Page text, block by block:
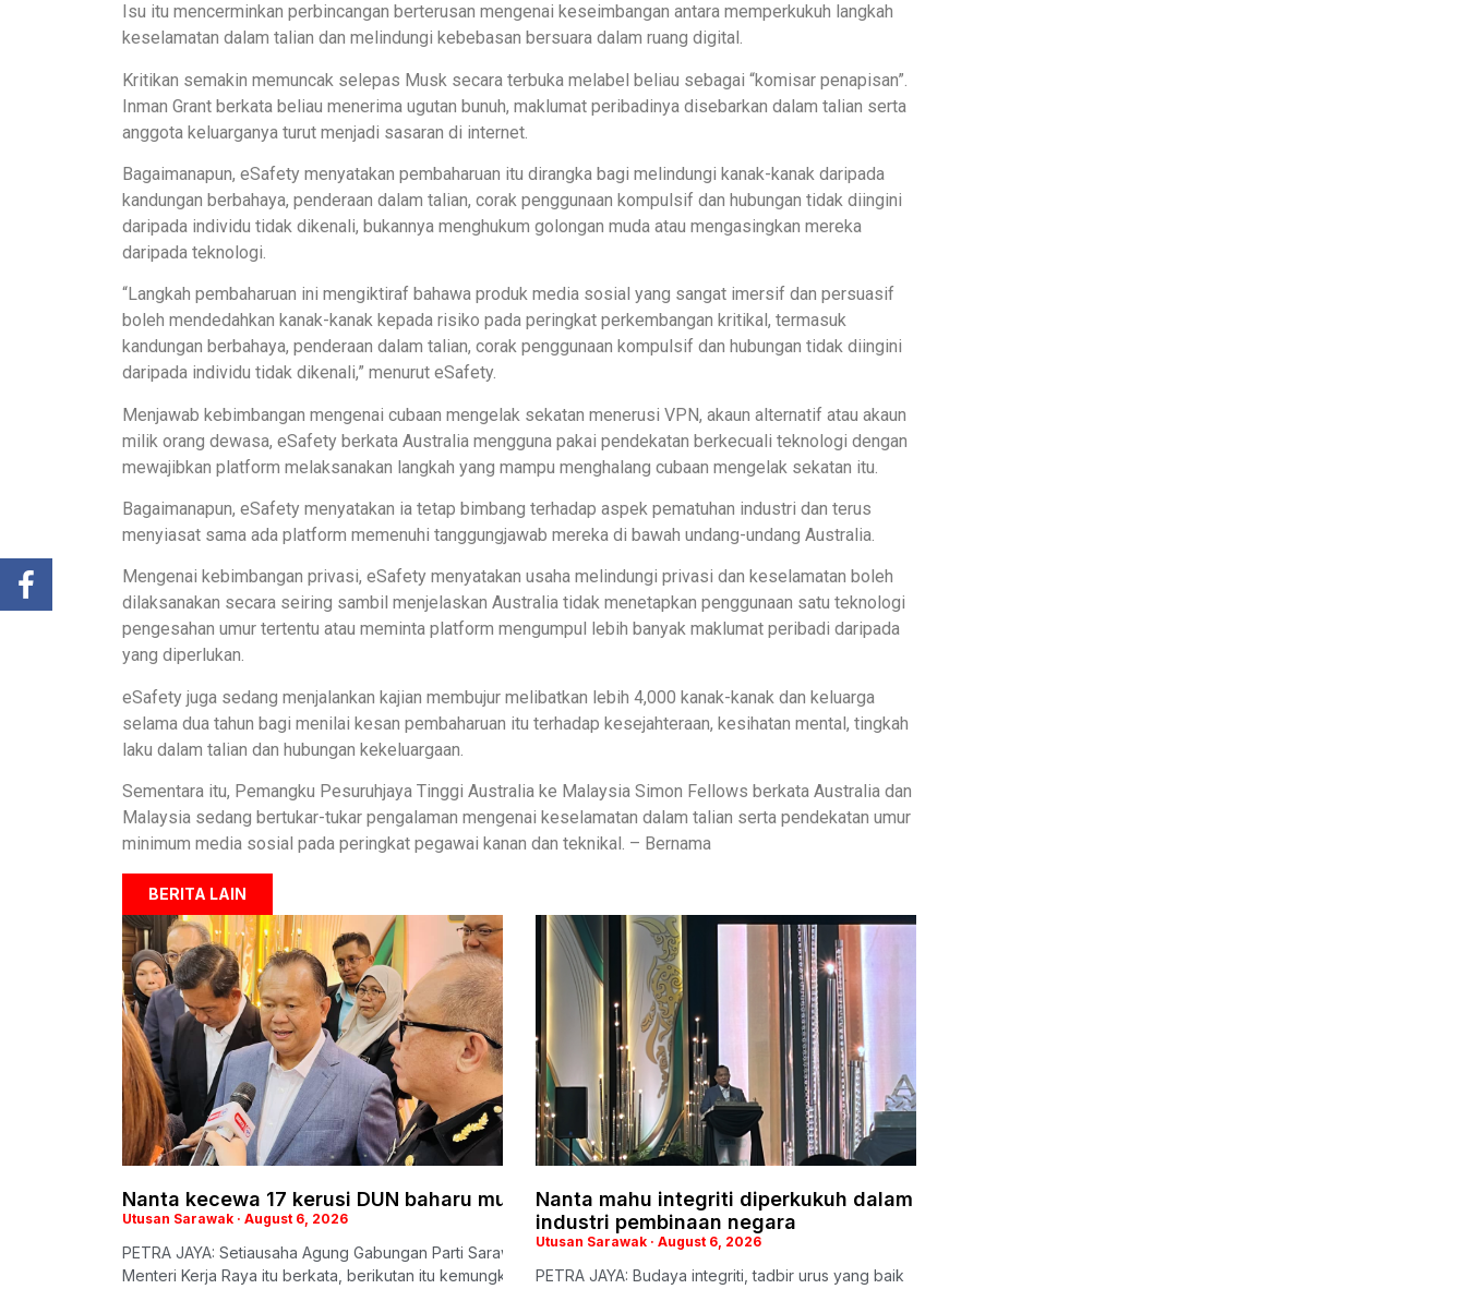
Isu itu mencerminkan perbincangan berterusan mengenai keseimbangan antara memperkukuh langkah
keselamatan dalam talian dan melindungi kebebasan bersuara dalam ruang digital.
Kritikan semakin memuncak selepas Musk secara terbuka melabel beliau sebagai “komisar penapisan”.
Inman Grant berkata beliau menerima ugutan bunuh, maklumat peribadinya disebarkan dalam talian serta
anggota keluarganya turut menjadi sasaran di internet.
Bagaimanapun, eSafety menyatakan pembaharuan itu dirangka bagi melindungi kanak-kanak daripada
kandungan berbahaya, penderaan dalam talian, corak penggunaan kompulsif dan hubungan tidak diingini
daripada individu tidak dikenali, bukannya menghukum golongan muda atau mengasingkan mereka
daripada teknologi.
“Langkah pembaharuan ini mengiktiraf bahawa produk media sosial yang sangat imersif dan persuasif
boleh mendedahkan kanak-kanak kepada risiko pada peringkat perkembangan kritikal, termasuk
kandungan berbahaya, penderaan dalam talian, corak penggunaan kompulsif dan hubungan tidak diingini
daripada individu tidak dikenali,” menurut eSafety.
Menjawab kebimbangan mengenai cubaan mengelak sekatan menerusi VPN, akaun alternatif atau akaun
milik orang dewasa, eSafety berkata Australia mengguna pakai pendekatan berkecuali teknologi dengan
mewajibkan platform melaksanakan langkah yang mampu menghalang cubaan mengelak sekatan itu.
Bagaimanapun, eSafety menyatakan ia tetap bimbang terhadap aspek pematuhan industri dan terus
menyiasat sama ada platform memenuhi tanggungjawab mereka di bawah undang-undang Australia.
Mengenai kebimbangan privasi, eSafety menyatakan usaha melindungi privasi dan keselamatan boleh
dilaksanakan secara seiring sambil menjelaskan Australia tidak menetapkan penggunaan satu teknologi
pengesahan umur tertentu atau meminta platform mengumpul lebih banyak maklumat peribadi daripada
yang diperlukan.
eSafety juga sedang menjalankan kajian membujur melibatkan lebih 4,000 kanak-kanak dan keluarga
selama dua tahun bagi menilai kesan pembaharuan itu terhadap kesejahteraan, kesihatan mental, tingkah
laku dalam talian dan hubungan kekeluargaan.
Sementara itu, Pemangku Pesuruhjaya Tinggi Australia ke Malaysia Simon Fellows berkata Australia dan
Malaysia sedang bertukar-tukar pengalaman mengenai keselamatan dalam talian serta pendekatan umur
minimum media sosial pada peringkat pegawai kanan dan teknikal. – Bernama
BERITA LAIN
Nanta kecewa 17 kerusi DUN baharu mungkin tidak sempat digunakan PRN akan datang
Utusan Sarawak August 6, 2026
PETRA JAYA: Setiausaha Agung Gabungan Parti Sarawak (GPS), Dato Sri Alexander Nanta Linggi kecewa kelewatan Suruhanjaya Pilihan Raya (SPR) melakukan proses persempadanan
Menteri Kerja Raya itu berkata, berikutan itu kemungkinan besar 17 kerusi baharu itu tidak sempat digunakan pada Pilihan Raya Negeri (PRN) akan datang.
Nanta mahu integriti diperkukuh dalam
industri pembinaan negara
Utusan Sarawak August 6, 2026
PETRA JAYA: Budaya integriti, tadbir urus yang baik